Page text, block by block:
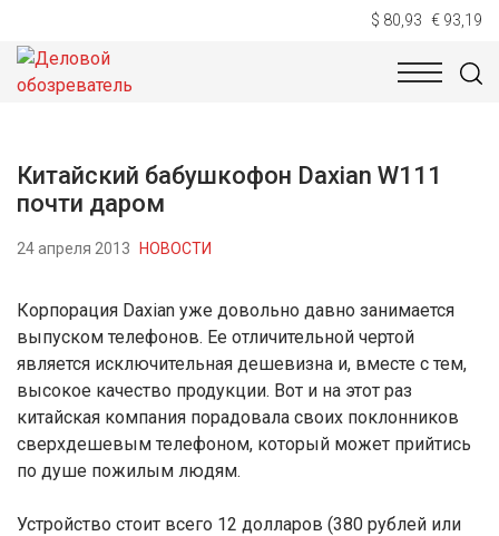
$ 80,93 € 93,19
НОВОСТИ
Китайский бабушкофон Daxian W111
почти даром
24 апреля 2013 НОВОСТИ
Корпорация Daxian уже довольно давно занимается
выпуском телефонов. Ее отличительной чертой
является исключительная дешевизна и, вместе с тем,
высокое качество продукции. Вот и на этот раз
китайская компания порадовала своих поклонников
сверхдешевым телефоном, который может прийтись
по душе пожилым людям.
Устройство стоит всего 12 долларов (380 рублей или